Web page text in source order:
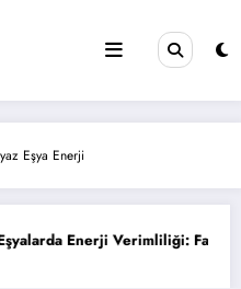
Eşya Enerji
Faturanızı Düşürün